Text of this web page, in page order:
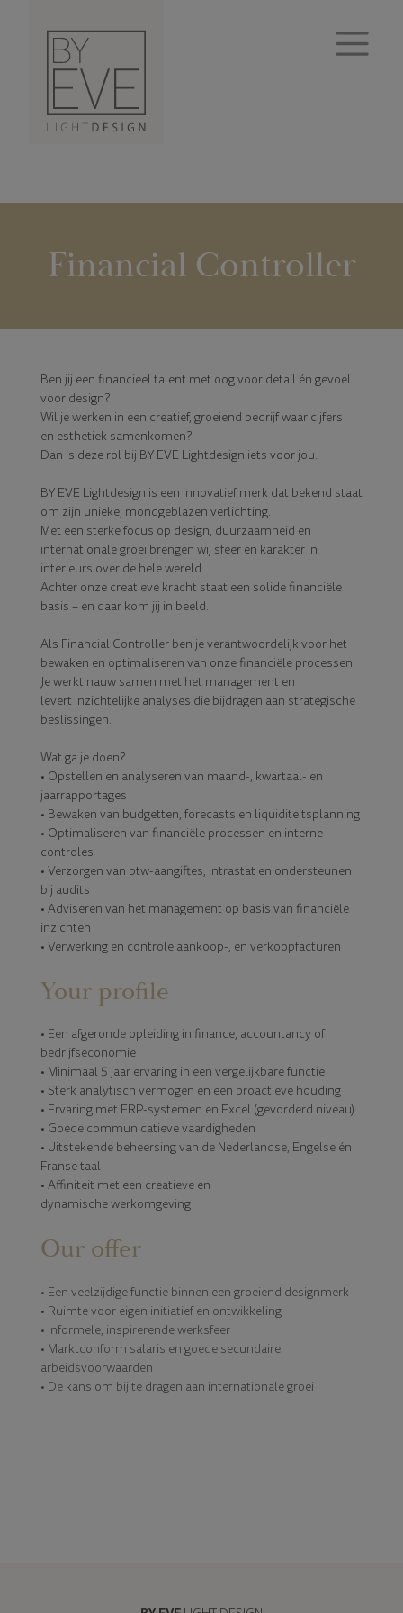
Financial Controller
Ben jij een financieel talent met oog voor detail én gevoel
voor design?
Wil je werken in een creatief, groeiend bedrijf waar cijfers
en esthetiek samenkomen?
Dan is deze rol bij BY EVE Lightdesign iets voor jou.
BY EVE Lightdesign is een innovatief merk dat bekend staat
om zijn unieke, mondgeblazen verlichting.
Met een sterke focus op design, duurzaamheid en
internationale groei brengen wij sfeer en karakter in
interieurs over de hele wereld.
Achter onze creatieve kracht staat een solide financiële
basis – en daar kom jij in beeld.
Als Financial Controller ben je verantwoordelijk voor het
bewaken en optimaliseren van onze financiële processen.
Je werkt nauw samen met het management en
levert inzichtelijke analyses die bijdragen aan strategische
beslissingen.
Wat ga je doen?
• Opstellen en analyseren van maand-, kwartaal- en
jaarrapportages
• Bewaken van budgetten, forecasts en liquiditeitsplanning
• Optimaliseren van financiële processen en interne
controles
• Verzorgen van btw-aangiftes, Intrastat en ondersteunen
bij audits
• Adviseren van het management op basis van financiële
inzichten
• Verwerking en controle aankoop-, en verkoopfacturen
Your profile
• Een afgeronde opleiding in finance, accountancy of
bedrijfseconomie
• Minimaal 5 jaar ervaring in een vergelijkbare functie
• Sterk analytisch vermogen en een proactieve houding
• Ervaring met ERP-systemen en Excel (gevorderd niveau)
• Goede communicatieve vaardigheden
• Uitstekende beheersing van de Nederlandse, Engelse én
Franse taal
• Affiniteit met een creatieve en
dynamische werkomgeving
Our offer
• Een veelzijdige functie binnen een groeiend designmerk
• Ruimte voor eigen initiatief en ontwikkeling
• Informele, inspirerende werksfeer
• Marktconform salaris en goede secundaire
arbeidsvoorwaarden
• De kans om bij te dragen aan internationale groei